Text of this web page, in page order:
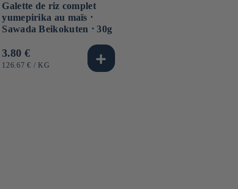
Galette de riz complet
yumepirika au maïs ⋅
Sawada Beikokuten ⋅ 30g
Prix
habituel
3.80 €
PRIX
126.67 € / PAR
KG